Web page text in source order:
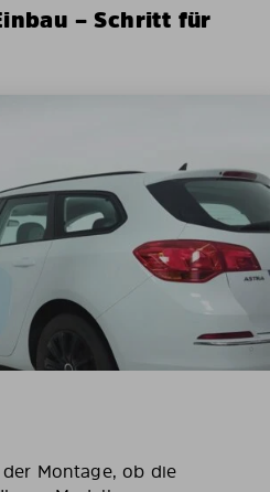
– Schritt für
Montage, ob die